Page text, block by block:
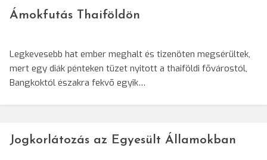
Ámokfutás Thaiföldön
Legkevesebb hat ember meghalt és tizenöten megsérültek,
mert egy diák pénteken tüzet nyitott a thaiföldi fõvárostól,
Bangkoktól északra fekvõ egyik…
Jogkorlátozás az Egyesült Államokban